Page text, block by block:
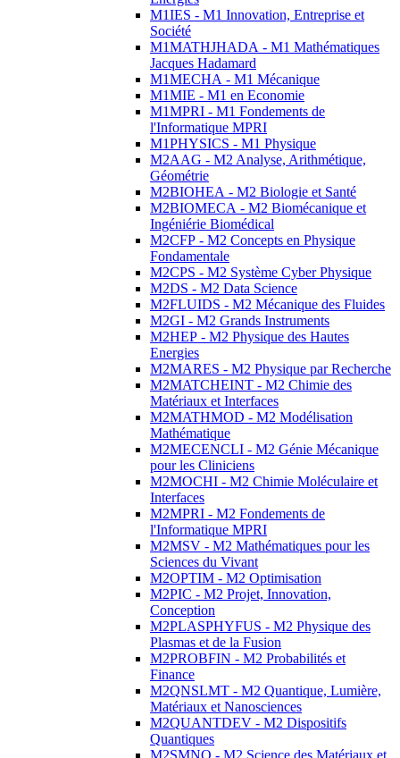
M1IES - M1 Innovation, Entreprise et
Société
M1MATHJHADA - M1 Mathématiques
Jacques Hadamard
M1MECHA - M1 Mécanique
M1MIE - M1 en Economie
M1MPRI - M1 Fondements de
l'Informatique MPRI
M1PHYSICS - M1 Physique
M2AAG - M2 Analyse, Arithmétique,
Géométrie
M2BIOHEA - M2 Biologie et Santé
M2BIOMECA - M2 Biomécanique et
Ingéniérie Biomédical
M2CFP - M2 Concepts en Physique
Fondamentale
M2CPS - M2 Système Cyber Physique
M2DS - M2 Data Science
M2FLUIDS - M2 Mécanique des Fluides
M2GI - M2 Grands Instruments
M2HEP - M2 Physique des Hautes
Energies
M2MARES - M2 Physique par Recherche
M2MATCHEINT - M2 Chimie des
Matériaux et Interfaces
M2MATHMOD - M2 Modélisation
Mathématique
M2MECENCLI - M2 Génie Mécanique
pour les Cliniciens
M2MOCHI - M2 Chimie Moléculaire et
Interfaces
M2MPRI - M2 Fondements de
l'Informatique MPRI
M2MSV - M2 Mathématiques pour les
Sciences du Vivant
M2OPTIM - M2 Optimisation
M2PIC - M2 Projet, Innovation,
Conception
M2PLASPHYFUS - M2 Physique des
Plasmas et de la Fusion
M2PROBFIN - M2 Probabilités et
Finance
M2QNSLMT - M2 Quantique, Lumière,
Matériaux et Nanosciences
M2QUANTDEV - M2 Dispositifs
Quantiques
M2SMNO - M2 Science des Matériaux et